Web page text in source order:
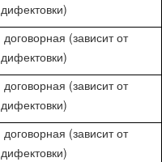
дифектовки)
договорная (зависит от
дифектовки)
договорная (зависит от
дифектовки)
договорная (зависит от
дифектовки)